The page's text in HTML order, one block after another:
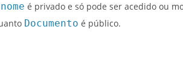
nome é privado e só pode ser acedido ou
Documento é público.